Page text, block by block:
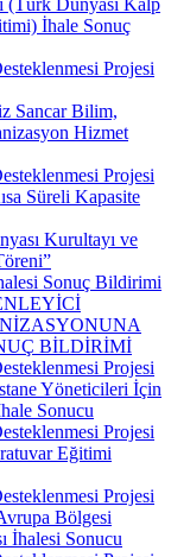
(Türk Dünyası Kalp
İhale Sonuç
Projesi
Sancar Bilim,
Hizmet
Projesi
Süreli Kapasite
Kurultayı ve
Sonuç Bildirimi
BİLDİRİMİ
Projesi
Yöneticileri İçin
Sonucu
Projesi
Eğitimi
Projesi
Bölgesi
İhalesi Sonucu